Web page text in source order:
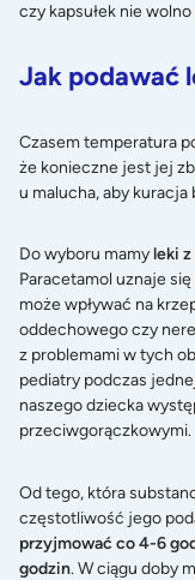
czy kapsułek nie
Jak podawać
Czasem temperatura
że konieczne jest jej
u malucha, aby kuracja
Do wyboru mamyleki
Paracetamol uznaje
może wpływać na
oddechowego czy
z problemami w tych
pediatry podczas
naszego dziecka
przeciwgorączkowymi.
Od tego, która
częstotliwość jego
przyjmować co 4-6
godzin. W ciągu doby